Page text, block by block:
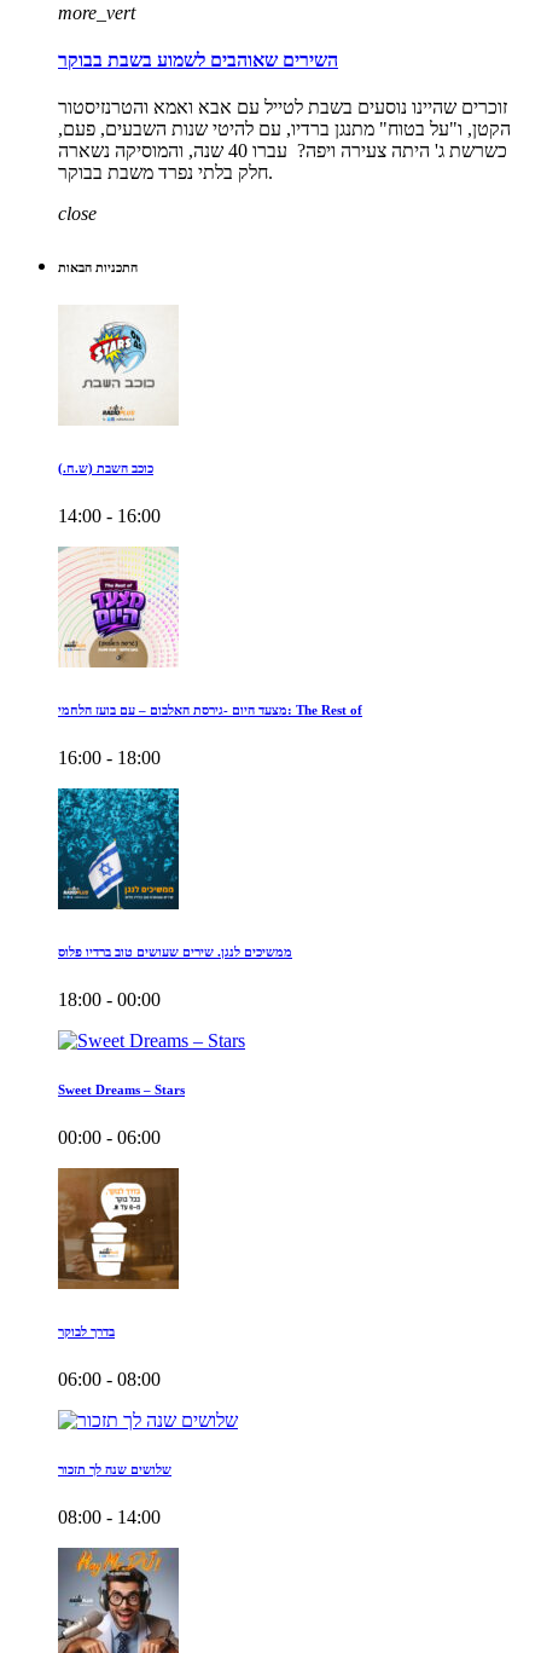
more_vert
השירים שאוהבים לשמוע בשבת בבוקר
זוכרים שהיינו נוסעים בשבת לטייל עם אבא ואמא והטרנזיסטור
הקטן, ו"על בטוח" מתנגן ברדיו, עם להיטי שנות השבעים, פעם,
כשרשת ג' היתה צעירה ויפה? עברו 40 שנה, והמוסיקה נשארה
חלק בלתי נפרד משבת בבוקר.
close
התכניות הבאות
כוכב השבת (ש.ח.)
14:00 - 16:00
מצעד היום -גירסת האלבום – עם בועז הלחמי: The Rest of
16:00 - 18:00
ממשיכים לנגן. שירים שעושים טוב ברדיו פלוס
18:00 - 00:00
Sweet Dreams – Stars
00:00 - 06:00
בדרך לבוקר
06:00 - 08:00
שלושים שנה לך תזכור
08:00 - 14:00